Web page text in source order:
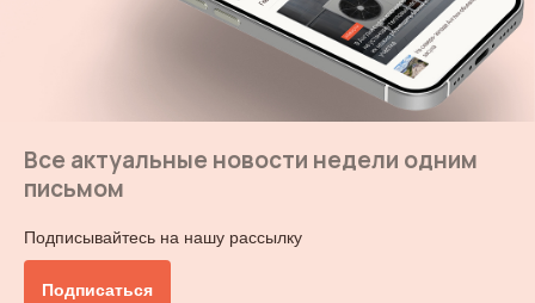
Все актуальные новости недели одним
письмом
Подписывайтесь на нашу рассылку
Подписаться